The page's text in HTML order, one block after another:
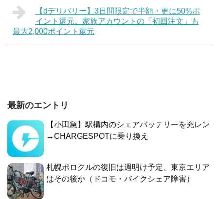
【dデリバリー】3日間限定で半額・更に50%ポ
イント還元。家族アカウントの「初回注文」も
最大2,000ポイント還元
最新のエントリ
【小田急】駅構内のシェアバッテリーを充レン
→CHARGESPOTに乗り換え
札幌ポロクルの復旧は週明け予定、東京エリア
はその後か（ドコモ・バイクシェア障害）